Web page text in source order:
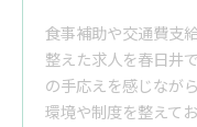
食事補助や交通費支
整えた求人を春日井
の手応えを感じなが
環境や制度を整えて